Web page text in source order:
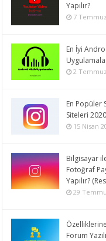
Yapılır?
7
En İyi
2
En Popüler
Siteleri 2020
15 Nisan
Bilgisayar
Fotoğraf
Yapılır?
29
Forum